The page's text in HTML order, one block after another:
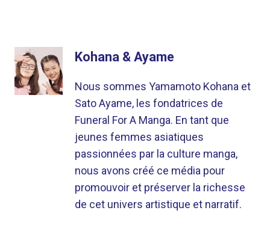
Kohana & Ayame
Nous sommes Yamamoto Kohana et
Sato Ayame, les fondatrices de
Funeral For A Manga. En tant que
jeunes femmes asiatiques
passionnées par la culture manga,
nous avons créé ce média pour
promouvoir et préserver la richesse
de cet univers artistique et narratif.